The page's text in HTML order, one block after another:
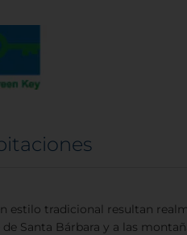
estilo tradicional resultan
Santa Bárbara y a las